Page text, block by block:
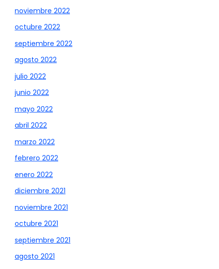
noviembre 2022
octubre 2022
septiembre 2022
agosto 2022
julio 2022
junio 2022
mayo 2022
abril 2022
marzo 2022
febrero 2022
enero 2022
diciembre 2021
noviembre 2021
octubre 2021
septiembre 2021
agosto 2021